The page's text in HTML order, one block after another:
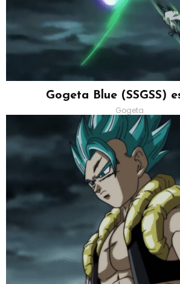
Gogeta Blue (SSGSS)
Gogeta